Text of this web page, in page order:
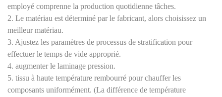
employé comprenne la production quotidienne tâches.
2. Le matériau est déterminé par le fabricant, alors choisissez un
meilleur matériau.
3. Ajustez les paramètres de processus de stratification pour
effectuer le temps de vide approprié.
4. augmenter le laminage pression.
5. tissu à haute température rembourré pour chauffer les
composants uniformément. (La différence de température